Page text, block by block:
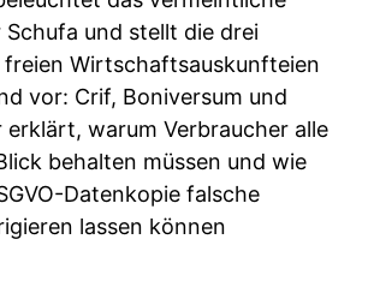
und stellt die drei
Wirtschaftsauskunfteien
vor: Crif, Boniversum und
erklärt, warum Verbraucher alle
behalten müssen und wie
Datenkopie falsche
lassen können